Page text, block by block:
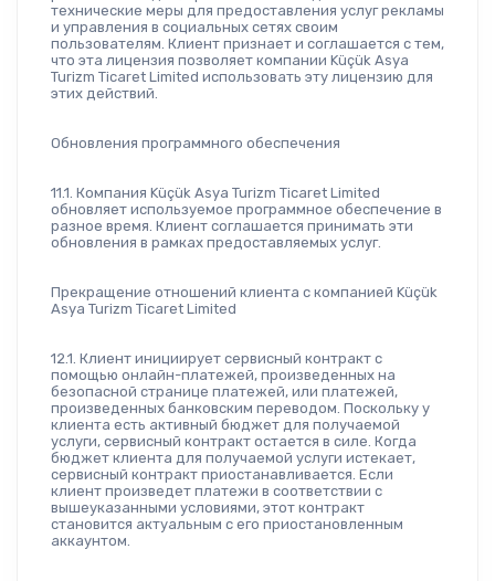
технические меры для предоставления услуг рекламы
и управления в социальных сетях своим
пользователям. Клиент признает и соглашается с тем,
что эта лицензия позволяет компании Küçük Asya
Turizm Ticaret Limited использовать эту лицензию для
этих действий.
Обновления программного обеспечения
11.1. Компания Küçük Asya Turizm Ticaret Limited
обновляет используемое программное обеспечение в
разное время. Клиент соглашается принимать эти
обновления в рамках предоставляемых услуг.
Прекращение отношений клиента с компанией Küçük
Asya Turizm Ticaret Limited
12.1. Клиент инициирует сервисный контракт с
помощью онлайн-платежей, произведенных на
безопасной странице платежей, или платежей,
произведенных банковским переводом. Поскольку у
клиента есть активный бюджет для получаемой
услуги, сервисный контракт остается в силе. Когда
бюджет клиента для получаемой услуги истекает,
сервисный контракт приостанавливается. Если
клиент произведет платежи в соответствии с
вышеуказанными условиями, этот контракт
становится актуальным с его приостановленным
аккаунтом.